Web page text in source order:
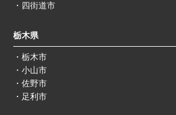
・四街道市
栃木県
・栃木市
・小山市
・佐野市
・足利市